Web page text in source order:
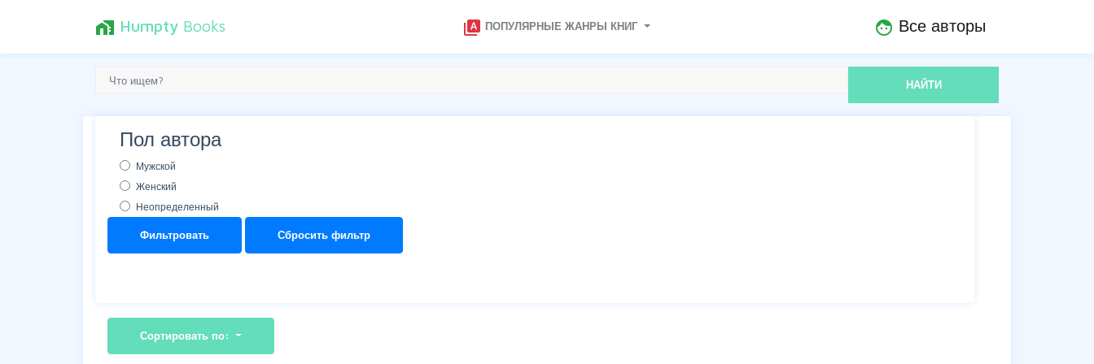
home_work Humpty Books type_specimen ПОПУЛЯРНЫЕ ЖАНРЫ КНИГ face Все авторы
НАЙТИ
Пол автора
Мужской
Женский
Неопределенный
Фильтровать Сбросить фильтр
Сортировать по: